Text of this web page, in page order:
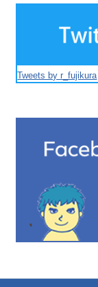
Tweets by r_fujikura